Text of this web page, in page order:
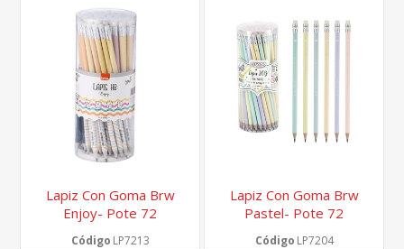
Lapiz Con Goma Brw
Enjoy- Pote 72
Unidades
Código LP7213
Lapiz Con Goma Brw
Pastel- Pote 72
Unidades
Código LP7204